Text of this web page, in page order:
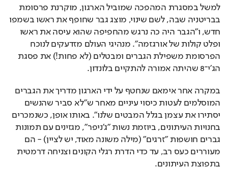
למשל במסגרת המהפכה שמוביל הארגון, מוקרנת פרסומת
בבריטניה שבה, לשם שינוי, מוצג גבר שחופף את ראשו בשמפו
חדש, ו"הגבר היה כה נרגש מהחפיפה שהוא עיסה את ראשו
ופלט קולות של אורגזמה". מנהיגי העולם מזדעקים לנוכח
הפרסומת משפילת הגברים ומבטלים (לא פחות!) את פסגת
הג'י־8 שהיתה אמורה להתקיים בלונדון.
במקרה אחר אימאם שנחטף על ידי הארגון מדריך את הגברים
המוסלמים לעטות כיסוי עיניים מאחר ש"לא סביר שהנשים
יסתירו את עצמן בגלל המבטים שלנו". באותו אופן, כשנמכרים
בחנויות העיתונים, ביוזמת נשות "ג'ניפר", מגזינים עם תמונות
גברים חושפות "זרגים" (מילה משונה מאוד, יש לציין) - הם
מעוררים כעס רב, עד כדי הדרת רגלי הקונים וצניחה דרמטית
בתפוצת העיתונים.